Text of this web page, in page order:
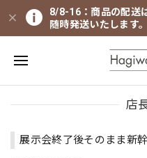
8/8-16：商品の配送
随時発送いたします。
店
展示会終了後そのまま新